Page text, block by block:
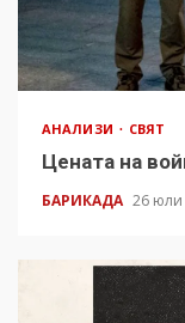
АНАЛИЗИ СВЯТ
Цената на
БАРИКАДА 26 юли